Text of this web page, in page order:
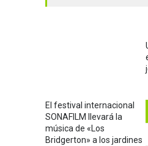
El festival internacional
SONAFILM llevará la
música de «Los
Bridgerton» a los jardines